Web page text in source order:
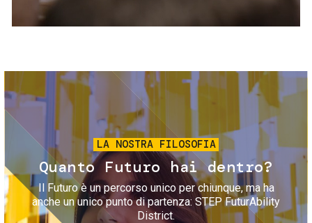
Immagine
LA NOSTRA FILOSOFIA
Quanto Futuro hai dentro?
Il Futuro è un percorso unico per chiunque, ma ha
anche un unico punto di partenza: STEP FuturAbility
District.